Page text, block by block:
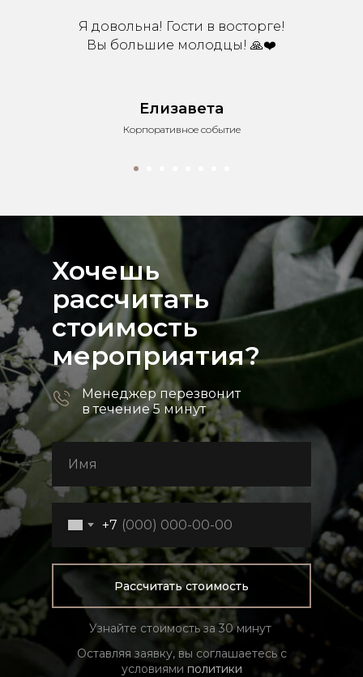
Я довольна! Гости в восторге!
Вы большие молодцы! 🙏❤️
Елизавета
Корпоративное событие
Хочешь
рассчитать
стоимость
мероприятия?
Узнайте стоимость за 30 минут
Менеджер перезвонит
в течение 5 минут
+7
Рассчитать стоимость
Оставляя заявку, вы соглашаетесь с
условиями политики